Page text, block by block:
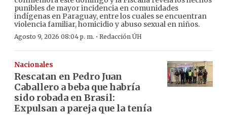
punibles de mayor incidencia en comunidades
indígenas en Paraguay, entre los cuales se encuentran
violencia familiar, homicidio y abuso sexual en niños.
Agosto 9, 2026 08:04 p. m. · Redacción ÚH
Nacionales
Rescatan en Pedro Juan
Caballero a beba que habría
sido robada en Brasil:
Expulsan a pareja que la tenía